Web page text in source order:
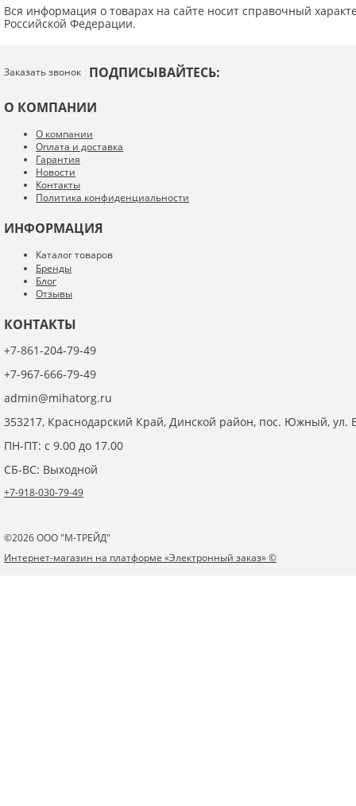
Введите код с картинки: *
Я даю согласие на обработку моих персональных данных
Нажатием на кнопку «Опубликовать» я даю свое согласие на обработку
персональных данных в соответствии с
Вся информация о товарах на сайте носит справочный
Российской Федерации.
Заказать звонок
ПОДПИСЫВАЙТЕСЬ:
О КОМПАНИИ
О компании
Оплата и доставка
Гарантия
Новости
Контакты
Политика конфиденциальности
ИНФОРМАЦИЯ
Каталог товаров
Бренды
Блог
Отзывы
КОНТАКТЫ
+7-861-204-79-49
+7-967-666-79-49
admin@mihatorg.ru
353217, Краснодарский Край, Динской район, пос. Южный, ул.
ПН-ПТ: с 9.00 до 17.00
СБ-ВС: Выходной
+7-918-030-79-49
©2026 ООО "М-ТРЕЙД"
Интернет-магазин на платформе «Электронный заказ» ©